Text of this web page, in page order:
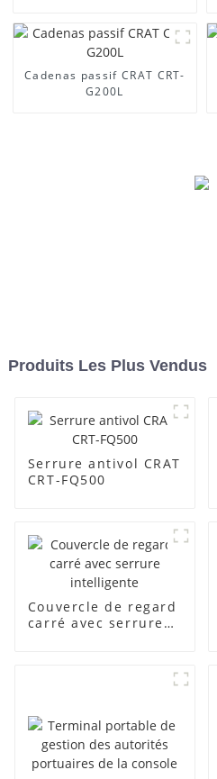
Cadenas passif CRAT CRT-
G200L
Produits Les Plus Vendus
Serrure antivol CRAT
CRT-FQ500
Couvercle de regard
carré avec serrure